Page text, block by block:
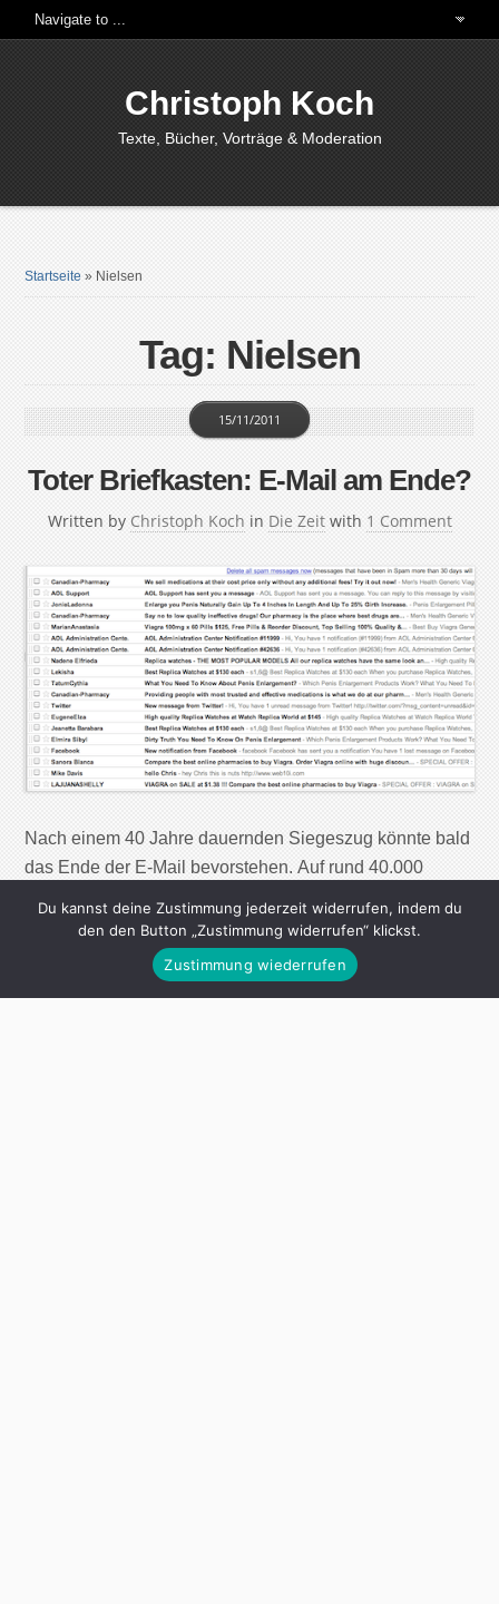
Christoph Koch
Texte, Bücher, Vorträge & Moderation
Startseite » Nielsen
Tag: Nielsen
Toter Briefkasten: E-Mail am Ende?
Written by Christoph Koch
15/11/2011
in Die Zeit with 1 Comment
Nach einem 40 Jahre dauernden Siegeszug könnte bald
das Ende der E-Mail bevorstehen. Auf rund 40.000
des Jahres ein morgendlicher Schock. Als sie ihre
elektronischen Postfächer öffneten, waren diese leer
gefegt. Liebesbriefe, Geschäftsabsprachen – alles weg.
Du kannst deine Zustimmung jederzeit widerrufen, indem du
den den Button „Zustimmung widerrufen“ klickst.
Zustimmung wiederrufen